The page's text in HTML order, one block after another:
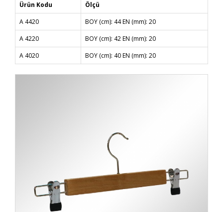
Ürün Kodu
Ölçü
A 4420
BOY (cm): 44 EN (mm): 20
A 4220
BOY (cm): 42 EN (mm): 20
A 4020
BOY (cm): 40 EN (mm): 20